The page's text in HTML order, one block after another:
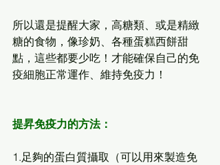
所以還是提醒大家，高糖類、或是精緻
糖的食物，像珍奶、各種蛋糕西餅甜
點，這些都要少吃！才能確保自己的免
疫細胞正常運作、維持免疫力！
提昇免疫力的方法：
1.足夠的蛋白質攝取（可以用來製造免